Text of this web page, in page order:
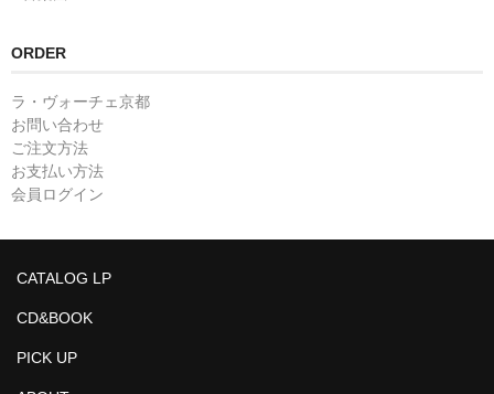
ORDER
ラ・ヴォーチェ京都
お問い合わせ
ご注文方法
お支払い方法
会員ログイン
CATALOG LP
CD&BOOK
PICK UP